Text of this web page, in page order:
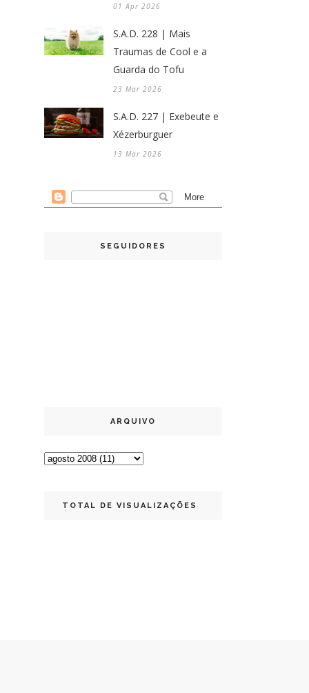
01 Apr 2026
S.A.D. 228 | Mais
Traumas de Cool e a
Guarda do Tofu
23 Mar 2026
S.A.D. 227 | Exebeute e
Xézerburguer
13 Mar 2026
SEGUIDORES
ARQUIVO
TOTAL DE VISUALIZAÇÕES